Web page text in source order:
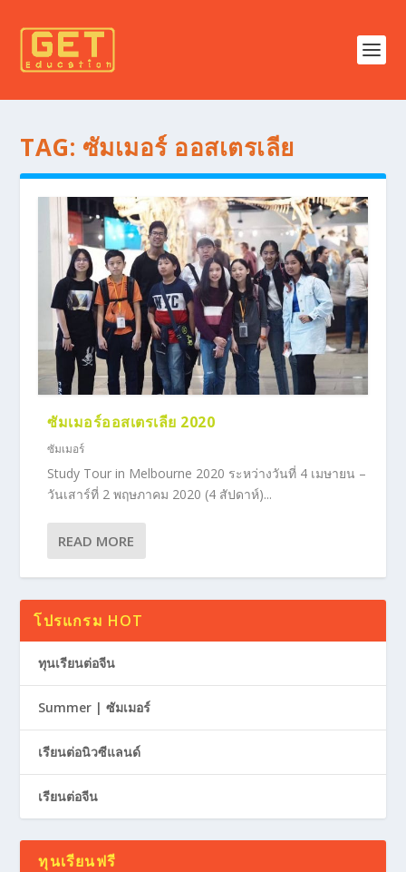
TAG: ซัมเมอร์ ออสเตรเลีย
ซัมเมอร์ออสเตรเลีย 2020
ซัมเมอร์
Study Tour in Melbourne 2020 ระหว่างวันที่ 4 เมษายน –
วันเสาร์ที่ 2 พฤษภาคม 2020 (4 สัปดาห์)...
READ MORE
โปรแกรม HOT
ทุนเรียนต่อจีน
Summer | ซัมเมอร์
เรียนต่อนิวซีแลนด์
เรียนต่อจีน
ทุนเรียนฟรี